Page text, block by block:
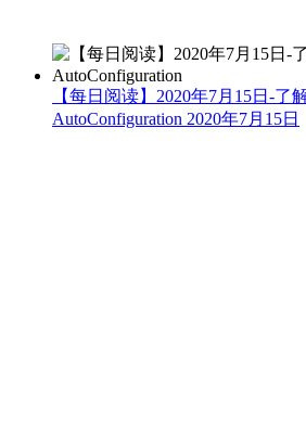
【每日阅读】2020年7月15日-了
AutoConfiguration 2020年7月15日